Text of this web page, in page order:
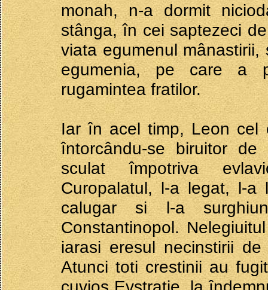
monah, n-a dormit
stânga, în cei saptezeci
viata egumenul
egumenia, pe care a
rugamintea fratilor.
Iar în acel timp, Leon cel
întorcându-se biruitor
sculat împotriva
Curopalatul, l-a legat, l-
calugar si l-a
Constantinopol.
iarasi eresul necinstirii
Atunci toti crestinii au